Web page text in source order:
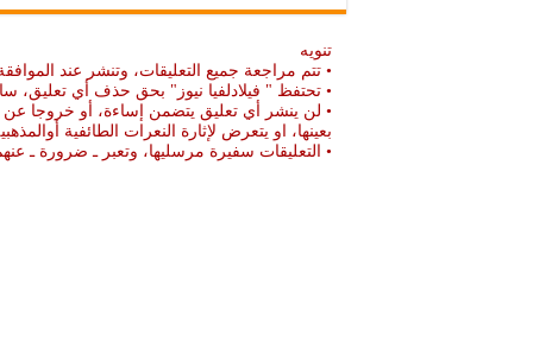
تنويه
• تتم مراجعة جميع التعليقات، وتنشر عند
• تحتفظ " فيلادلفيا نيوز" بحق حذف أي تعليق،
• لن ينشر أي تعليق يتضمن إساءة، أو خروجا عن
بعينها، او يتعرض لإثارة النعرات الطائفية
• التعليقات سفيرة مرسليها، وتعبر ـ ضرورة